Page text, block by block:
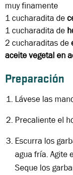
muy finamente
1 cucharadita de
1 cucharadita de
2 cucharaditas de
aceite vegetal en
Preparación
Lávese las
Precaliente el
Escurra los
agua fría. Agite
Seque los